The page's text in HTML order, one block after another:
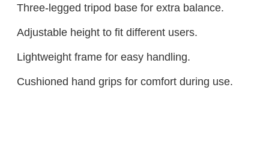
Three-legged tripod base for extra balance.
Adjustable height to fit different users.
Lightweight frame for easy handling.
Cushioned hand grips for comfort during use.